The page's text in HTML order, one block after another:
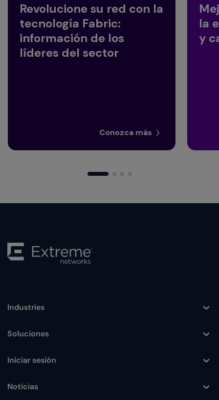
Revolucione su red con la
tecnología Fabric:
información de los
líderes del sector
Conozca más
la
y
Toggle
Industries
Toggle
Soluciones
Toggle
Iniciar sesión
Toggle
Noticias